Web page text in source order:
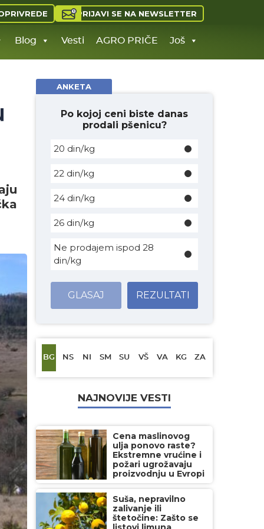
PRIJAVI SE NA NEWSLETTER
Blog Vesti AGRO PRIČE Još
ANKETA
Po kojoj ceni biste danas
prodali pšenicu?
20 din/kg
22 din/kg
24 din/kg
26 din/kg
Ne prodajem ispod 28
din/kg
GLASAJ REZULTATI
BG NS NI SM SU VŠ VA KG ZA
NAJNOVIJE VESTI
Cena maslinovog
ulja ponovo raste?
Ekstremne vrućine i
požari ugrožavaju
proizvodnju u Evropi
Suša, nepravilno
zalivanje ili
štetočine: Zašto se